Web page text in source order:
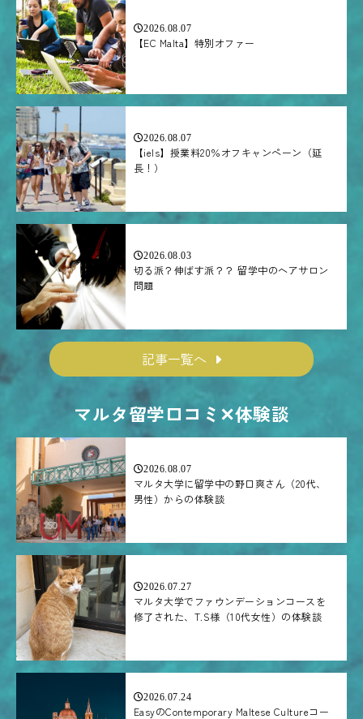
2026.08.07
【EC Malta】特別オファー
2026.08.07
【iels】授業料20％オフキャンペーン（延
長！）
2026.08.03
切る派？伸ばす派？？ 留学中のヘアサロン
問題
記事一覧へ
マルタ留学口コミ✕体験談
2026.08.07
マルタ大学に留学中の野口爽さん（20代、
男性）からの体験談
2026.07.27
マルタ大学でファウンデーションコースを
修了された、T.S様（10代女性）の体験談
2026.07.24
EasyのContemporary Maltese Cultureコー